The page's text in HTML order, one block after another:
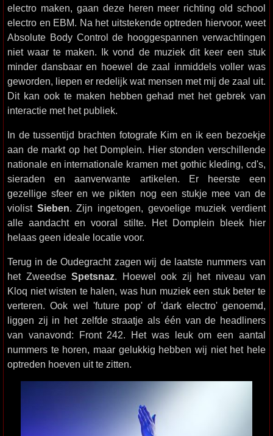
electro maken, gaan deze heren meer richting old school
electro en EBM. Na het uitstekende optreden hiervoor, weet
Absolute Body Control de hooggespannen verwachtingen
niet waar te maken. Ik vond de muziek dit keer een stuk
minder dansbaar en hoewel de zaal inmiddels voller was
geworden, liepen er redelijk wat mensen met mij de zaal uit.
Dit kan ook te maken hebben gehad met het gebrek van
interactie met het publiek.
In de tussentijd brachten fotografe Kim en ik een bezoekje
aan de markt op het Domplein. Hier stonden verschillende
nationale en internationale kramen met gothic kleding, cd's,
sieraden en aanverwante artikelen. Er heerste een
gezellige sfeer en we pikten nog een stukje mee van de
violist Sieben. Zijn ingetogen, gevoelige muziek verdient
alle aandacht en vooral stilte. Het Domplein bleek hier
helaas geen ideale locatie voor.
Terug in de Oudegracht zagen wij de laatste nummers van
het Zweedse Spetsnaz. Hoewel ook zij het niveau van
Kloq niet wisten te halen, was hun muziek een stuk beter te
verteren. Ook wel 'future pop' of 'dark electro' genoemd,
liggen zij in het zelfde straatje als één van de headliners
van vanavond: Front 242. Het was leuk om een aantal
nummers te horen, maar gelukkig hebben wij niet het hele
optreden hoeven uit te zitten.